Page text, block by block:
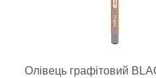
Олівець графітовий